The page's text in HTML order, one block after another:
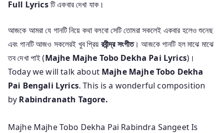
Full Lyricsটি একবার দেখা যাক।
আজকে আমরা যে গানটি নিয়ে কথা বলবো সেটি তোমরা সকলেই একবার হলেও শুনেছ
এবং গানটি আজও সকলেরই খুব প্রিয় রবীন্দ্র সংগীত। আজকে গানটি হল মাঝে মাঝে
তব দেখা পাই (Majhe Majhe Tobo Dekha Pai Lyrics)।
Today we will talk about Majhe Majhe Tobo Dekha
Pai Bengali Lyrics. This is a wonderful composition
by Rabindranath Tagore.
Majhe Majhe Tobo Dekha Pai Rabindra Sangeet Is